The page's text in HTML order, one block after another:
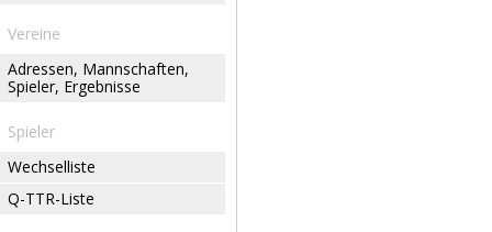
Vereine
Adressen, Mannschaften,
Spieler, Ergebnisse
Spieler
Wechselliste
Q-TTR-Liste